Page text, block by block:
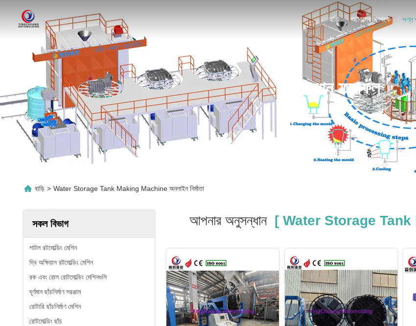
বাড়ি আমাদের সম্পর্কে পণ্য
অনুসন্ধান ফলাফল
বাড়ি > Water Storage Tank Making Machine অনলাইন নির্মাতা
সকল বিভাগ
শাটল রটমোল্ডিং মেশিন
দ্বি অক্ষিয়াল রটমোল্ডিং মেশিন
রক এবং রোল রোটমোল্ডিং মেশিনগুলি
ঘূর্ণমান ছাঁচনির্মাণ সরঞ্জাম
রোটারি ছাঁচনির্মাণ মেশিন
রোটমোল্ডিং ছাঁচ
আপনার অনুসন্ধান[ Water Storage Tank